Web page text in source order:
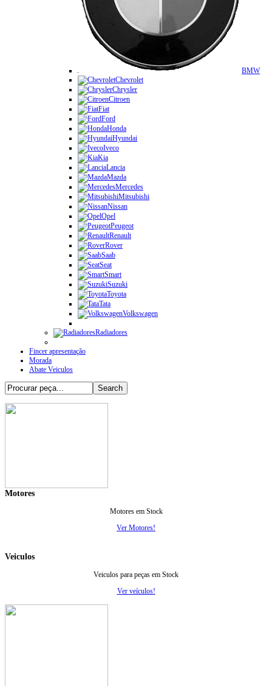
BMW
Chevrolet
Chrysler
Citroen
Fiat
Ford
Honda
Hyundai
Iveco
Kia
Lancia
Mazda
Mercedes
Mitsubishi
Nissan
Opel
Peugeot
Renault
Rover
Saab
Seat
Smart
Suzuki
Toyota
Tata
Volkswagen
Radiadores
Fincer apresentação
Morada
Abate Veiculos
Motores
Motores em Stock
Ver Motores!
Veiculos
Veiculos para peças em Stock
Ver veículos!